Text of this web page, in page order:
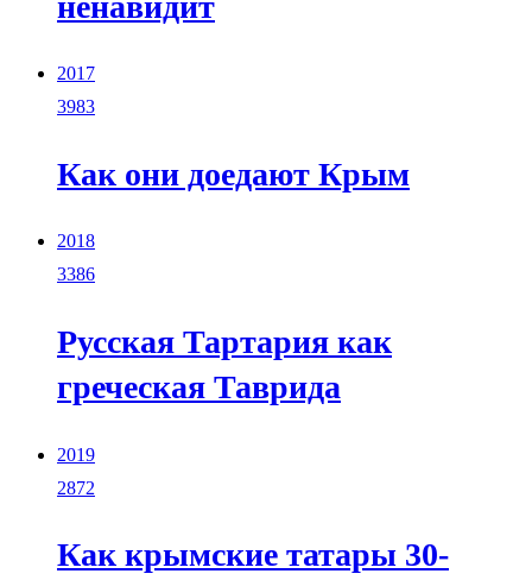
2017
3983
Как они доедают Крым
2018
3386
Русская Тартария как
греческая Таврида
2019
2872
Как крымские татары 30-